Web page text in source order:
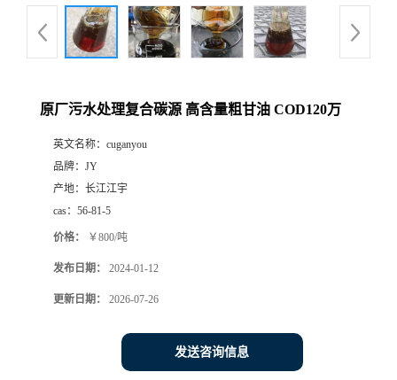
原厂污水处理复合碳源 高含量粗甘油 COD120万
英文名称： cuganyou
品牌： JY
产地： 长江江宇
cas： 56-81-5
价格： ￥800/吨
发布日期： 2024-01-12
更新日期： 2026-07-26
发送咨询信息